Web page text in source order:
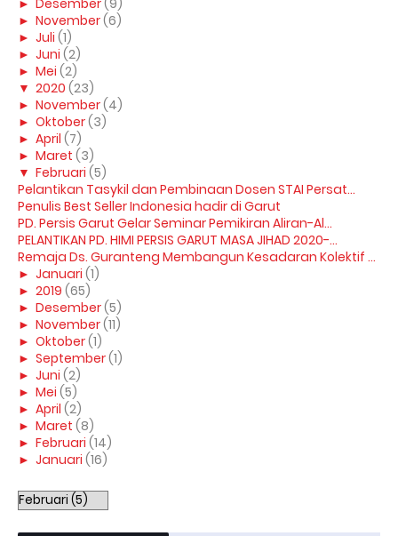
► Desember(9)
► November(6)
► Juli (1)
► Juni (2)
► Mei (2)
▼ 2020 (23)
► November(4)
► Oktober(3)
► April (7)
► Maret (3)
▼ Februari (5)
Pelantikan Tasykil dan Pembinaan Dosen STAI Persat...
Penulis Best Seller Indonesia hadir di Garut
PD. Persis Garut Gelar Seminar Pemikiran Aliran-Al...
PELANTIKAN PD. HIMI PERSIS GARUT MASA JIHAD 2020-...
Remaja Ds. Guranteng Membangun Kesadaran Kolektif ...
► Januari (1)
► 2019 (65)
► Desember(5)
► November(11)
► Oktober(1)
► September(1)
► Juni (2)
► Mei (5)
► April (2)
► Maret (8)
► Februari (14)
► Januari (16)